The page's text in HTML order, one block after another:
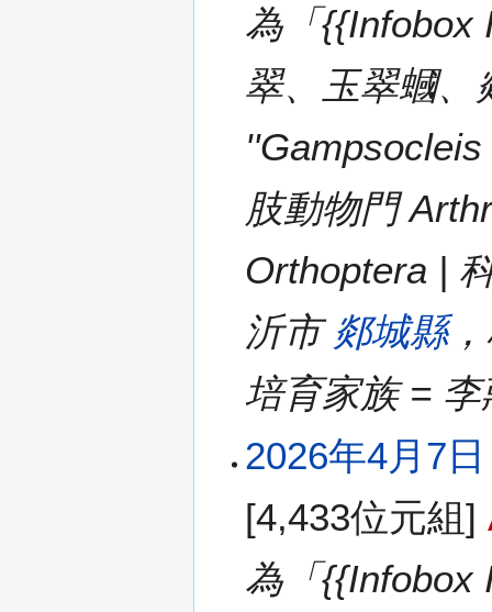
為「{{Infobox
翠、玉翠蟈、
肢動物門
Orthoptera |
沂市 郯城縣
培育家族 =
2026年4月7
[4,433位元組]
為「{{Infobox